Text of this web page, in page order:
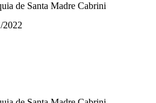
de Santa Madre Cabrini
2022